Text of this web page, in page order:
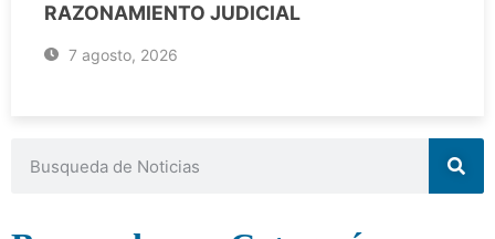
RAZONAMIENTO JUDICIAL
7 agosto, 2026